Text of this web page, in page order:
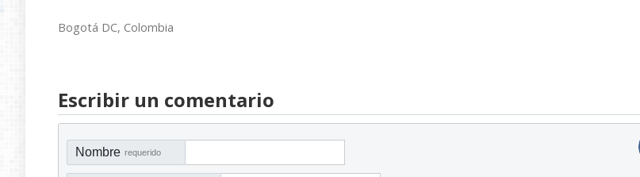
Bogotá DC, Colombia
Escribir un comentario
Nombre requerido